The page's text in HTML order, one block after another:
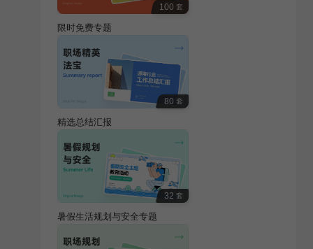
100 套
限时免费专题
80 套
精选总结汇报
32 套
暑假生活规划与安全专题